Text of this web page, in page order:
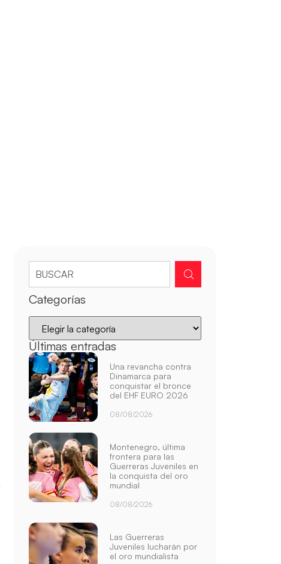
Categorías
Últimas entradas
Una revancha contra
Dinamarca para
conquistar el bronce
del EHF EURO 2026
08/08/2026
Montenegro, última
frontera para las
Guerreras Juveniles en
la conquista del oro
mundial
08/08/2026
Las Guerreras
Juveniles lucharán por
el oro mundialista